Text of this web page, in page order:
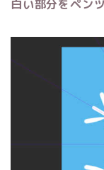
白い部分をペン